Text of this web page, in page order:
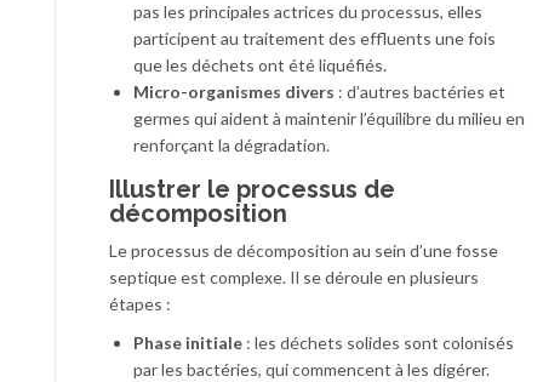
pas les principales actrices du processus, elles
participent au traitement des effluents une fois
que les déchets ont été liquéfiés.
Micro-organismes divers : d’autres bactéries et
germes qui aident à maintenir l’équilibre du milieu en
renforçant la dégradation.
Illustrer le processus de
décomposition
Le processus de décomposition au sein d’une fosse
septique est complexe. Il se déroule en plusieurs
étapes :
Phase initiale : les déchets solides sont colonisés
par les bactéries, qui commencent à les digérer.